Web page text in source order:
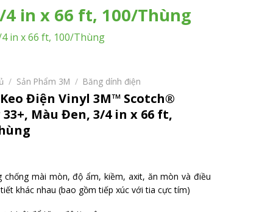
4 in x 66 ft, 100/Thùng
in x 66 ft, 100/Thùng
/ Sản Phẩm 3M / Băng dính điện
Điện Vinyl 3M™ Scotch®
33+, Màu Đen, 3/4 in x 66 ft,
chống mài mòn, độ ẩm, kiềm, axit, ăn mòn và điều
khác nhau (bao gồm tiếp xúc với tia cực tím)